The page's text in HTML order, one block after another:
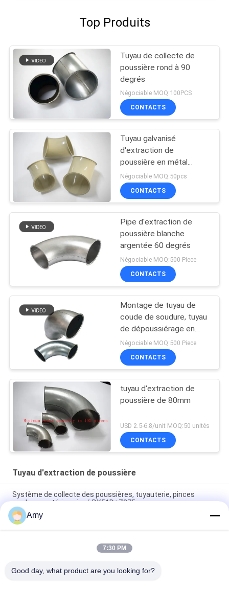
Top Produits
Tuyau de collecte de
poussière rond à 90
degrés
Négociable MOQ:100PCS
CONTACTS
Tuyau galvanisé
d'extraction de
poussière en métal
30~90 degrés dans
l'architecture de produit
chimique de la poussière
Négociable MOQ:50pcs
CONTACTS
Pipe d'extraction de
poussière blanche
argentée 60 degrés
Négociable MOQ:500 Piece
CONTACTS
Montage de tuyau de
coude de soudure, tuyau
de dépoussiérage en
métal de dépoussiérage
d'industrie
Négociable MOQ:500 Piece
CONTACTS
tuyau d'extraction de
poussière de 80mm
USD 2.5-6.8/unit MOQ:50 unités
CONTACTS
Tuyau d'extraction de poussière
Système de collecte des poussières, tuyauterie, pinces
rondes - matériau zincé DX51D+Z275.
Galvanisée haut de la cheminée à cône rond avec écran de
cheminée Cap d'échappement régler
Piste d'extraction de poussière en tôle galvanisée Processus
Amy
7:30 PM
Good day, what product are you looking for?